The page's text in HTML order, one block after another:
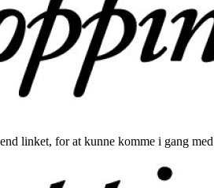
linket, for at kunne komme i gang